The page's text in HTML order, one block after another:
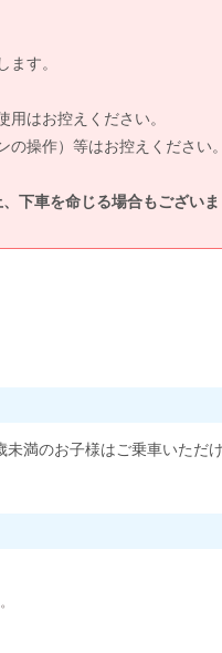
す。
はお控えください。
の操作）等はお控えください
下車を命じる場合もございま
満のお子様はご乗車いただ